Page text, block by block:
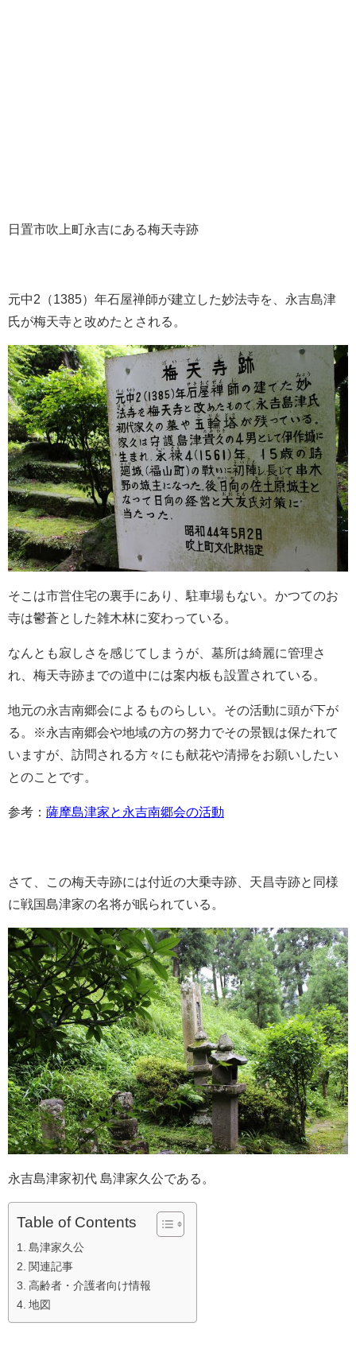
日置市吹上町永吉にある梅天寺跡
元中2（1385）年石屋禅師が建立した妙法寺を、永吉島津
氏が梅天寺と改めたとされる。
そこは市営住宅の裏手にあり、駐車場もない。かつてのお
寺は鬱蒼とした雑木林に変わっている。
なんとも寂しさを感じてしまうが、墓所は綺麗に管理さ
れ、梅天寺跡までの道中には案内板も設置されている。
地元の永吉南郷会によるものらしい。その活動に頭が下が
る。※永吉南郷会や地域の方の努力でその景観は保たれて
いますが、訪問される方々にも献花や清掃をお願いしたい
とのことです。
参考： 薩摩島津家と永吉南郷会の活動
さて、この梅天寺跡には付近の大乗寺跡、天昌寺跡と同様
に戦国島津家の名将が眠られている。
永吉島津家初代 島津家久公である。
Table of Contents
島津家久公
関連記事
高齢者・介護者向け情報
地図